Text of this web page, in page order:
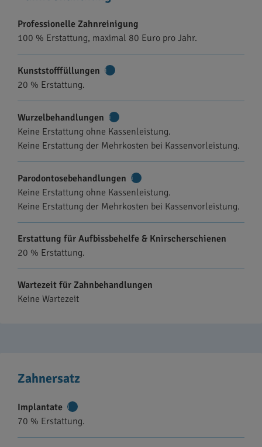
Professionelle Zahnreinigung
100 % Erstattung, maximal 80 Euro pro Jahr.
Kunststofffüllungen
20 % Erstattung.
Wurzelbehandlungen
Informationen
Keine Erstattung ohne Kassenleistung.
Keine Erstattung der Mehrkosten bei Kassenvorleistung.
Parodontosebehandlungen
Informationen
Keine Erstattung ohne Kassenleistung.
Keine Erstattung der Mehrkosten bei Kassenvorleistung.
Erstattung für Aufbissbehelfe & Knirscherschienen
20 % Erstattung.
Wartezeit für Zahnbehandlungen
Keine Wartezeit
Zahnersatz
Implantate
Informationen
70 % Erstattung.